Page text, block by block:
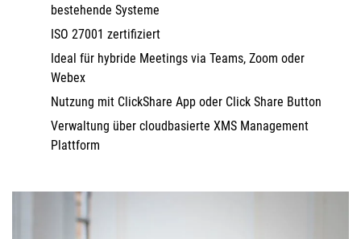
bestehende Systeme
ISO 27001 zertifiziert
Ideal für hybride Meetings via Teams, Zoom oder
Webex
Nutzung mit ClickShare App oder Click Share Button
Verwaltung über cloudbasierte XMS Management
Plattform